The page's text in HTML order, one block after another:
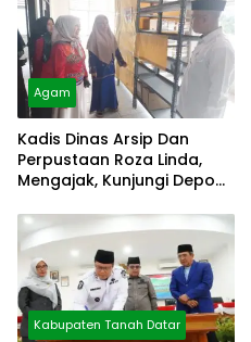
Agam
Kadis Dinas Arsip Dan
Perpustaan Roza Linda,
Mengajak, Kunjungi Depo
Kabupaten Tanah Datar